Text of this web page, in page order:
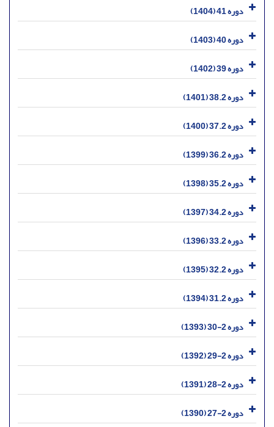
دوره 41 (1404)
دوره 40 (1403)
دوره 39 (1402)
دوره 38.2 (1401)
دوره 37.2 (1400)
دوره 36.2 (1399)
دوره 35.2 (1398)
دوره 34.2 (1397)
دوره 33.2 (1396)
دوره 32.2 (1395)
دوره 31.2 (1394)
دوره 2-30 (1393)
دوره 2-29 (1392)
دوره 2-28 (1391)
دوره 2-27 (1390)